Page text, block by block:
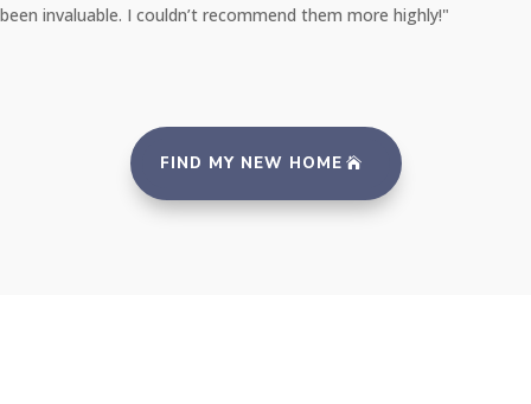
been invaluable. I couldn’t recommend them more highly!"
FIND MY NEW HOME